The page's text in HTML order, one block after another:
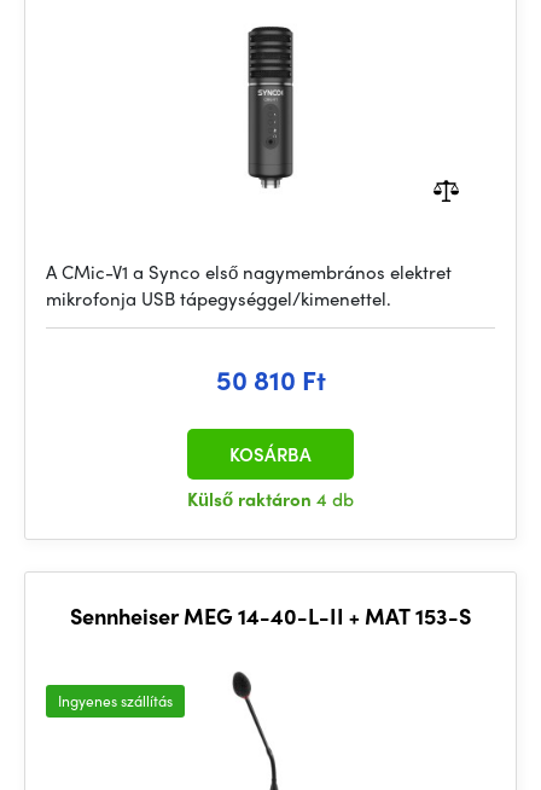
A CMic-V1 a Synco első nagymembrános elektret
mikrofonja USB tápegységgel/kimenettel.
50 810 Ft
Külső raktáron 4 db
KOSÁRBA
Sennheiser MEG 14-40-L-II + MAT 153-S
Ingyenes szállítás